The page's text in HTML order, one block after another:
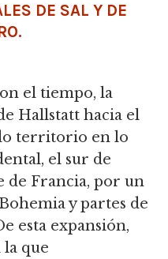
DE SAL Y DE
el tiempo, la
Hallstatt hacia el
territorio en lo
el sur de
de Francia, por un
y partes de
esta expansión,
que